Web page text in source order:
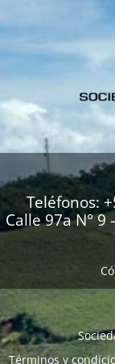
Teléfonos:
Calle 97a N° 9
Términos y